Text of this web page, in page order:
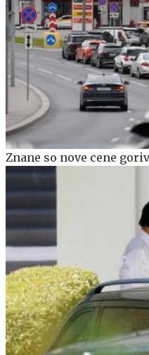
Znane so nove cene